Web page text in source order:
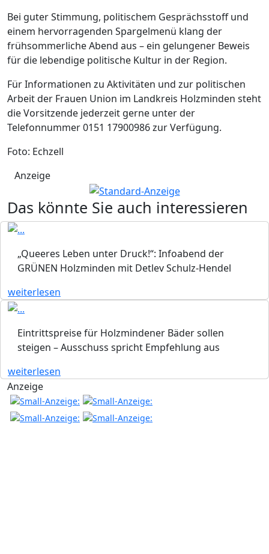
Bei guter Stimmung, politischem Gesprächsstoff und
einem hervorragenden Spargelmenü klang der
frühsommerliche Abend aus – ein gelungener Beweis
für die lebendige politische Kultur in der Region.
Für Informationen zu Aktivitäten und zur politischen
Arbeit der Frauen Union im Landkreis Holzminden steht
die Vorsitzende jederzeit gerne unter der
Telefonnummer 0151 17900986 zur Verfügung.
Foto: Echzell
Anzeige
Das könnte Sie auch interessieren
„Queeres Leben unter Druck!“: Infoabend der
GRÜNEN Holzminden mit Detlev Schulz-Hendel
weiterlesen
Eintrittspreise für Holzmindener Bäder sollen
steigen – Ausschuss spricht Empfehlung aus
weiterlesen
Anzeige